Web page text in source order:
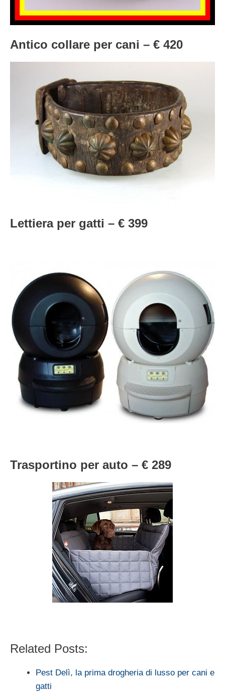
Antico collare per cani – € 420
Lettiera per gatti – € 399
Trasportino per auto – € 289
Related Posts:
Pest Delì, la prima drogheria di lusso per cani e
gatti